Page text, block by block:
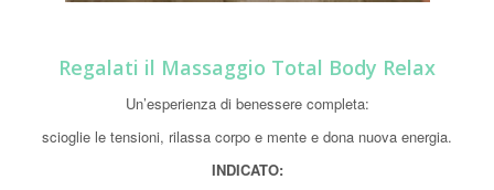
Regalati il Massaggio Total Body Relax
Un’esperienza di benessere completa:
scioglie le tensioni, rilassa corpo e mente e dona nuova energia.
INDICATO: